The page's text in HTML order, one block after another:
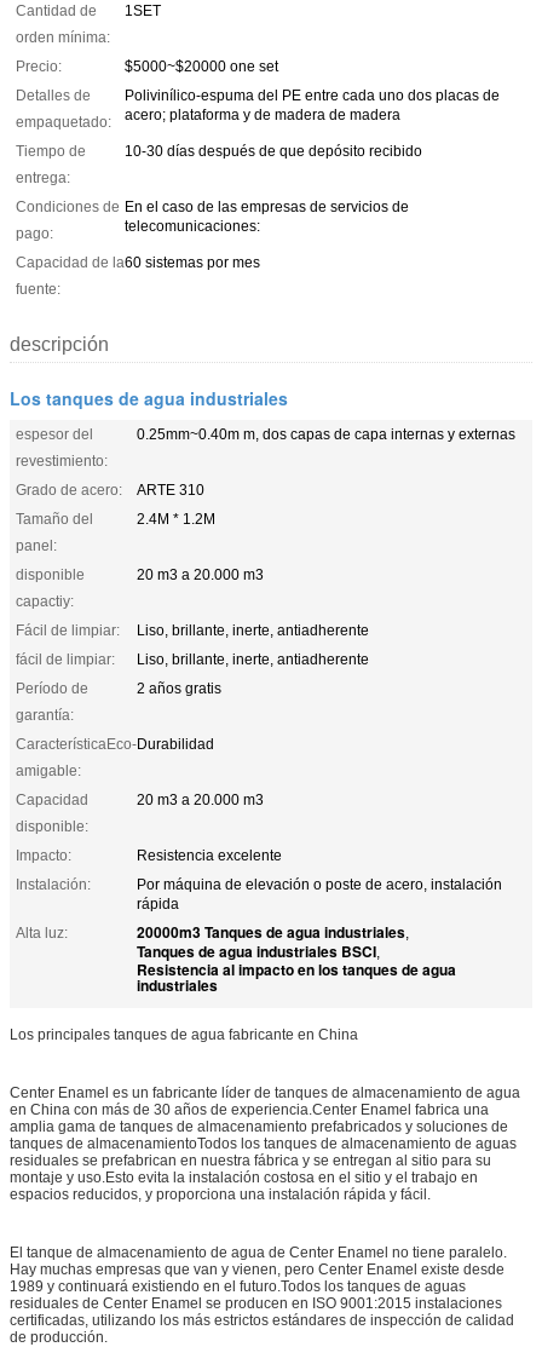
Cantidad de
orden mínima:
1SET
Precio:
$5000~$20000 one set
Detalles de
empaquetado:
Polivinílico-espuma del PE entre cada uno dos placas de
acero; plataforma y de madera de madera
Tiempo de
entrega:
10-30 días después de que depósito recibido
Condiciones de
pago:
En el caso de las empresas de servicios de
telecomunicaciones:
Capacidad de la
fuente:
60 sistemas por mes
descripción
Los tanques de agua industriales
espesor del
revestimiento:
0.25mm~0.40m m, dos capas de capa internas y externas
Grado de acero:
ARTE 310
Tamaño del
panel:
2.4M * 1.2M
disponible
capactiy:
20 m3 a 20.000 m3
Fácil de limpiar:
Liso, brillante, inerte, antiadherente
fácil de limpiar:
Liso, brillante, inerte, antiadherente
Período de
garantía:
2 años gratis
CaracterísticaEco-
amigable:
Durabilidad
Capacidad
disponible:
20 m3 a 20.000 m3
Impacto:
Resistencia excelente
Instalación:
Por máquina de elevación o poste de acero, instalación
rápida
Alta luz:
20000m3 Tanques de agua industriales,
Tanques de agua industriales BSCI,
Resistencia al impacto en los tanques de agua
industriales
Los principales tanques de agua fabricante en China
Center Enamel es un fabricante líder de tanques de almacenamiento de agua
en China con más de 30 años de experiencia.Center Enamel fabrica una
amplia gama de tanques de almacenamiento prefabricados y soluciones de
tanques de almacenamientoTodos los tanques de almacenamiento de aguas
residuales se prefabrican en nuestra fábrica y se entregan al sitio para su
montaje y uso.Esto evita la instalación costosa en el sitio y el trabajo en
espacios reducidos, y proporciona una instalación rápida y fácil.
El tanque de almacenamiento de agua de Center Enamel no tiene paralelo.
Hay muchas empresas que van y vienen, pero Center Enamel existe desde
1989 y continuará existiendo en el futuro.Todos los tanques de aguas
residuales de Center Enamel se producen en ISO 9001:2015 instalaciones
certificadas, utilizando los más estrictos estándares de inspección de calidad
de producción.